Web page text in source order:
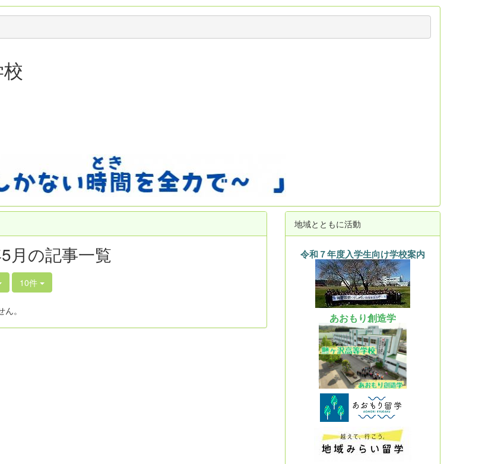
月の記事一覧
10件
。
地域とともに活動
令和７年度入学生向け学校案内
あおもり創造学